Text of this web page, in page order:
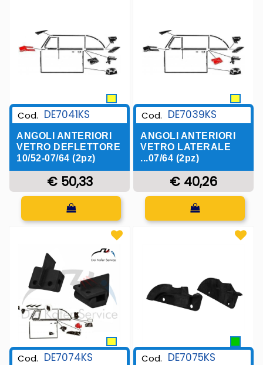
Cod. DE7041KS
ANGOLI ANTERIORI
VETRO DEFLETTORE
10/52-07/64 (2pz)
€ 50,33
Quantità
Cod. DE7039KS
ANGOLI ANTERIORI
VETRO LATERALE
...07/64 (2pz)
€ 40,26
Quantità
Cod. DE7074KS Cod. DE7075KS